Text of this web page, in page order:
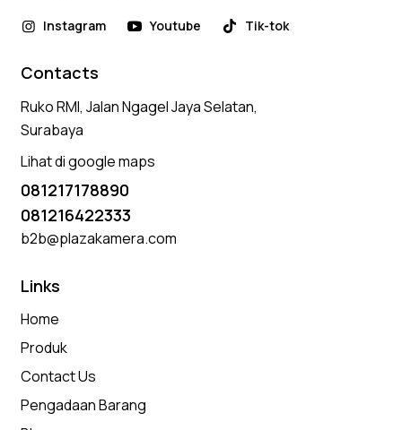
Instagram Youtube Tik-tok
Contacts
Ruko RMI, Jalan Ngagel Jaya Selatan,
Surabaya
Lihat di google maps
081217178890
081216422333
b2b@plazakamera.com
Links
Home
Produk
Contact Us
Pengadaan Barang